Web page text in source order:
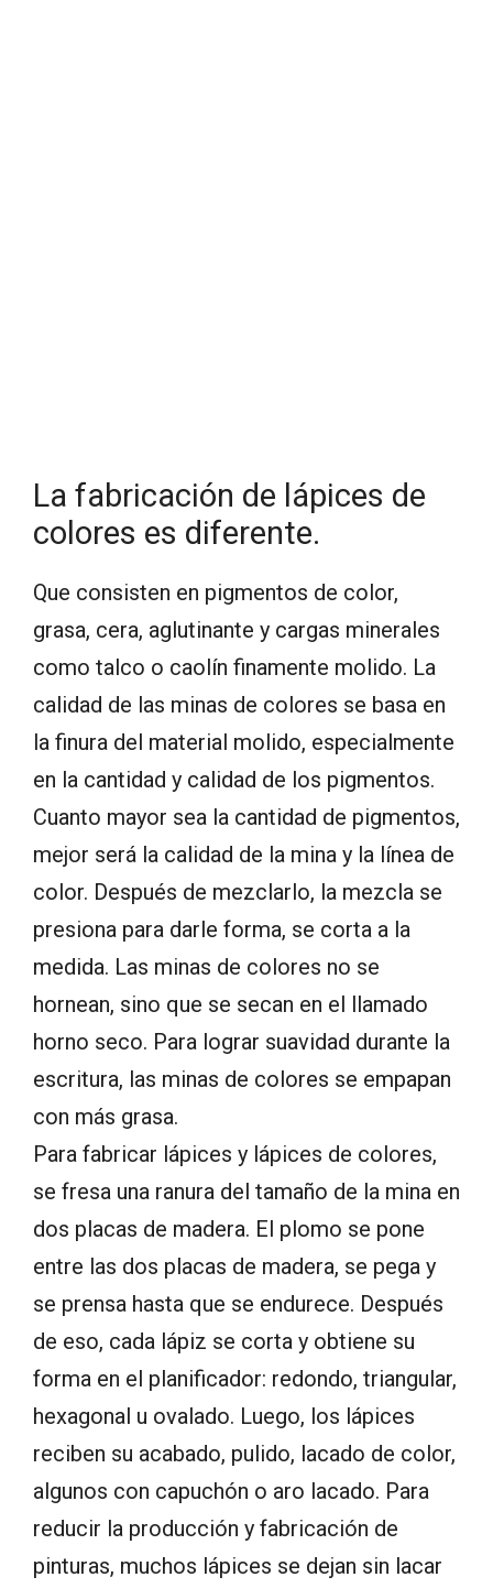
La fabricación de lápices de
colores es diferente.
Que consisten en pigmentos de color,
grasa, cera, aglutinante y cargas minerales
como talco o caolín finamente molido. La
calidad de las minas de colores se basa en
la finura del material molido, especialmente
en la cantidad y calidad de los pigmentos.
Cuanto mayor sea la cantidad de pigmentos,
mejor será la calidad de la mina y la línea de
color. Después de mezclarlo, la mezcla se
presiona para darle forma, se corta a la
medida. Las minas de colores no se
hornean, sino que se secan en el llamado
horno seco. Para lograr suavidad durante la
escritura, las minas de colores se empapan
con más grasa.
Para fabricar lápices y lápices de colores,
se fresa una ranura del tamaño de la mina en
dos placas de madera. El plomo se pone
entre las dos placas de madera, se pega y
se prensa hasta que se endurece. Después
de eso, cada lápiz se corta y obtiene su
forma en el planificador: redondo, triangular,
hexagonal u ovalado. Luego, los lápices
reciben su acabado, pulido, lacado de color,
algunos con capuchón o aro lacado. Para
reducir la producción y fabricación de
pinturas, muchos lápices se dejan sin lacar